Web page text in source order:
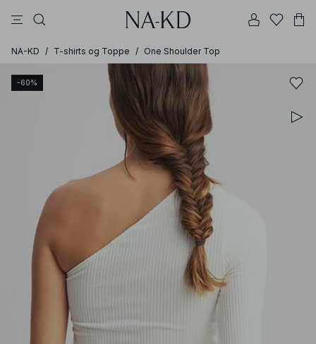
NA-KD / T-shirts og Toppe / One Shoulder Top
-60%